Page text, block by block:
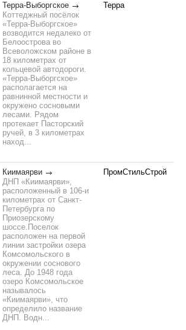
Терра-Выборгское
Коттеджный посёлок
«Терра-Выборгское»
возводится недалеко от
Белоострова во
Всеволожском районе в
18 километрах от
кольцевой автодороги.
«Терра-Выборгское»
располагается на
равнинной местности и
окружено сосновыми
лесами. Рядом
протекает Пасторский
ручей, в 3 километрах
наход...
Терра
Киимаярви
ДНП «Киимаярви»,
расположенный в 106-и
километрах от Санкт-
Петербурга по
Приозерскому
шоссе.Поселок
расположен на первой
линии застройки озера
Комсомольского в
окружении соснового
леса. До 1948 года
озеро Комсомольское
называлось
«Киимаярви», что
определило название
ДНП. Водн...
ПромСтильСтрой